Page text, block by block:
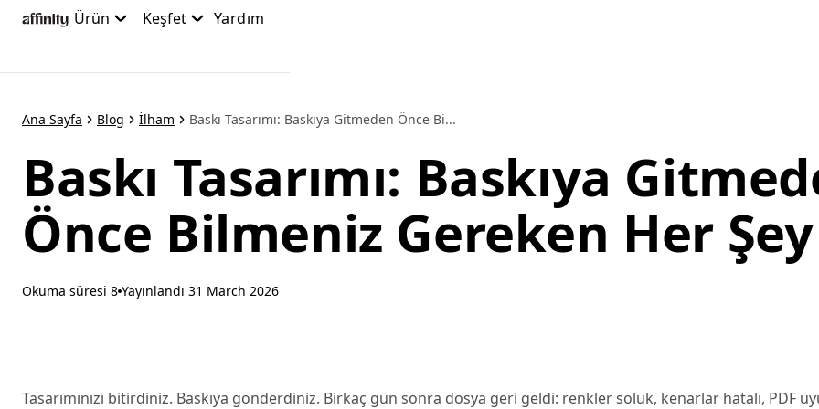
içeriğe
Ürün Keşfet Yardım
Ana Sayfa Blog İlham Baskı Tasarımı: Baskıya Gitmeden Önce Bi...
Baskı Tasarımı: Baskıya
Önce Bilmeniz Gereken Her Şey
Okuma süresi 8 Yayınlandı 31 March 2026
Tasarımınızı bitirdiniz. Baskıya gönderdiniz. Birkaç gün sonra dosya geri geldi: renkler soluk, kenarlar hatalı, PDF